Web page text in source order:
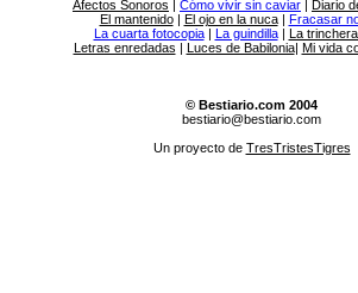
Afectos Sonoros Cómo vivir sin caviar
Diario
El mantenido| El ojo en la nuca| Fracasar
La cuarta fotocopia| La guindilla| La
Letras enredadas | Luces de Babilonia| Mi vida
© Bestiario.com 2004
bestiario@bestiario.com
Un proyecto de TresTristesTigres